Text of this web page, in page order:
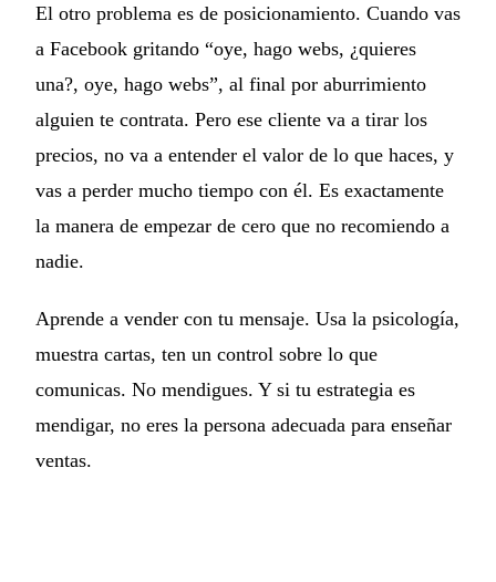
El otro problema es de posicionamiento. Cuando vas
a Facebook gritando “oye, hago webs, ¿quieres
una?, oye, hago webs”, al final por aburrimiento
alguien te contrata. Pero ese cliente va a tirar los
precios, no va a entender el valor de lo que haces, y
vas a perder mucho tiempo con él. Es exactamente
la manera de empezar de cero que no recomiendo a
nadie.
Aprende a vender con tu mensaje. Usa la psicología,
muestra cartas, ten un control sobre lo que
comunicas. No mendigues. Y si tu estrategia es
mendigar, no eres la persona adecuada para enseñar
ventas.